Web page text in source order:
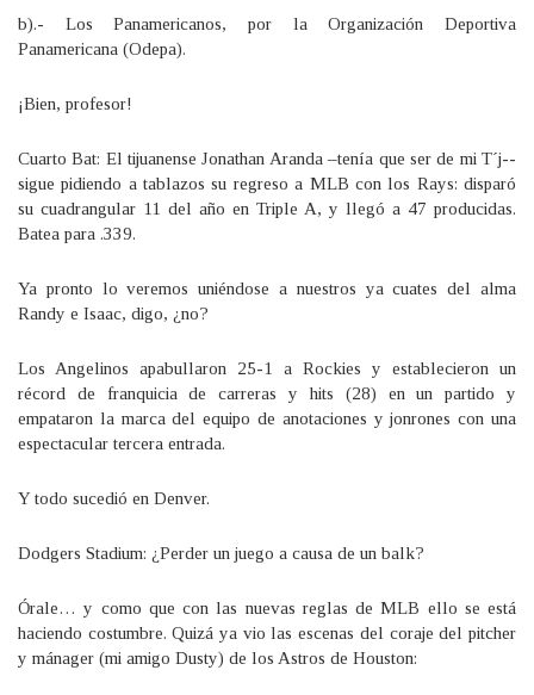
b).- Los Panamericanos, por la Organización Deportiva
Panamericana (Odepa).
¡Bien, profesor!
Cuarto Bat: El tijuanense Jonathan Aranda –tenía que ser de mi T´j--
sigue pidiendo a tablazos su regreso a MLB con los Rays: disparó
su cuadrangular 11 del año en Triple A, y llegó a 47 producidas.
Batea para .339.
Ya pronto lo veremos uniéndose a nuestros ya cuates del alma
Randy e Isaac, digo, ¿no?
Los Angelinos apabullaron 25-1 a Rockies y establecieron un
récord de franquicia de carreras y hits (28) en un partido y
empataron la marca del equipo de anotaciones y jonrones con una
espectacular tercera entrada.
Y todo sucedió en Denver.
Dodgers Stadium: ¿Perder un juego a causa de un balk?
Órale… y como que con las nuevas reglas de MLB ello se está
haciendo costumbre. Quizá ya vio las escenas del coraje del pitcher
y mánager (mi amigo Dusty) de los Astros de Houston: